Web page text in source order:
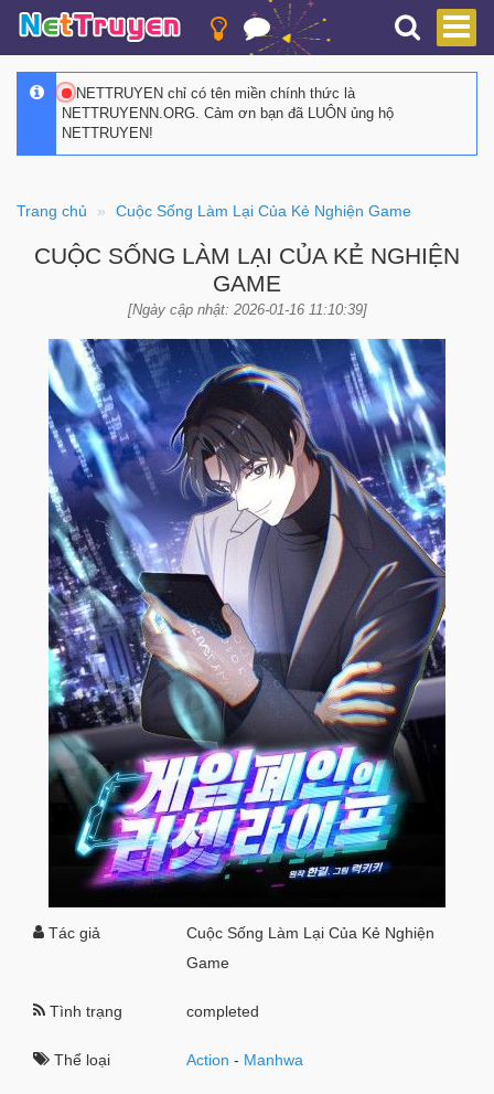
NETTRUYEN chỉ có tên miền chính thức là
NETTRUYENN.ORG. Cảm ơn bạn đã LUÔN ủng hộ
NETTRUYEN!
Trang chủ Cuộc Sống Làm Lại Của Kẻ Nghiện Game
CUỘC SỐNG LÀM LẠI CỦA KẺ NGHIỆN
GAME
[Ngày cập nhật: 2026-01-16 11:10:39]
Tác giả
Cuộc Sống Làm Lại Của Kẻ Nghiện
Game
Tình trạng completed
Thể loại Action - Manhwa